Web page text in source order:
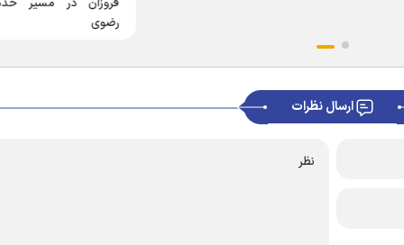
فروزان در مسیر
رضوی
ارسال نظرات